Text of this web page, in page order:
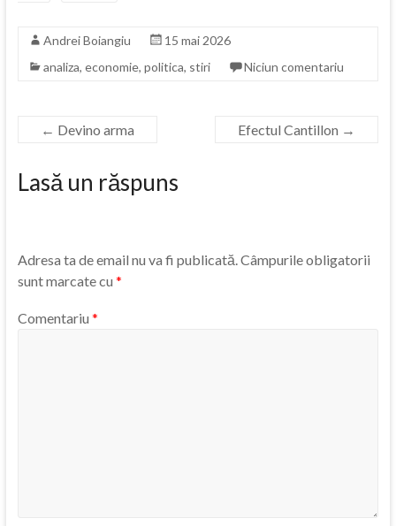
Andrei Boiangiu
15 mai 2026
analiza, economie, politica, stiri Niciun comentariu
← Devino arma Efectul Cantillon →
Lasă un răspuns
Adresa ta de email nu va fi publicată.Câmpurile obligatorii
sunt marcate cu *
Comentariu *